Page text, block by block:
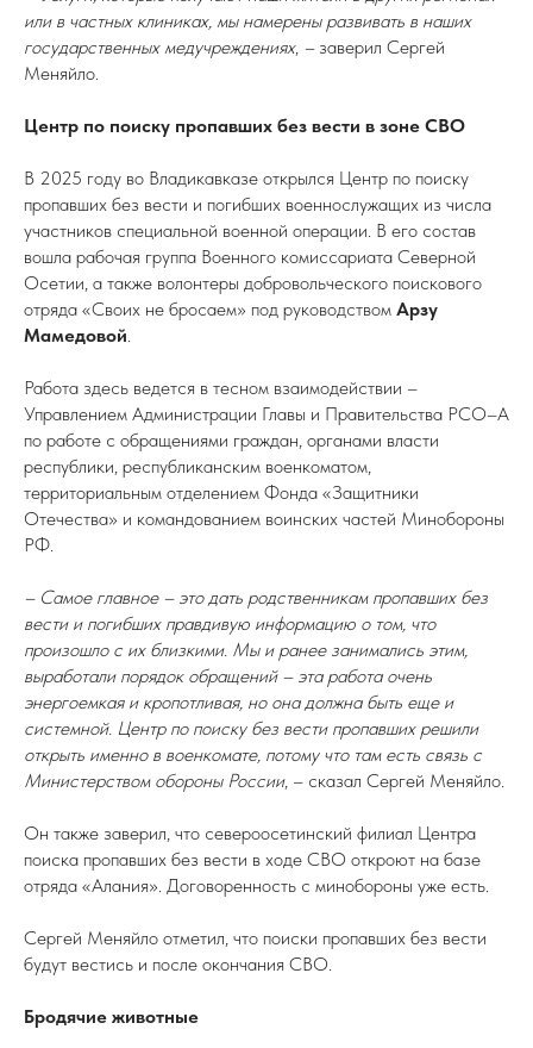
или в частных клиниках, мы намерены развивать в наших
государственных медучреждениях, – заверил Сергей
Меняйло.
Центр по поиску пропавших без вести в зоне СВО
В 2025 году во Владикавказе открылся Центр по поиску
пропавших без вести и погибших военнослужащих из числа
участников специальной военной операции. В его состав
вошла рабочая группа Военного комиссариата Северной
Осетии, а также волонтеры добровольческого поискового
отряда «Своих не бросаем» под руководством Арзу
Мамедовой.
Работа здесь ведется в тесном взаимодействии –
Управлением Администрации Главы и Правительства РСО–А
по работе с обращениями граждан, органами власти
республики, республиканским военкоматом,
территориальным отделением Фонда «Защитники
Отечества» и командованием воинских частей Минобороны
РФ.
– Самое главное – это дать родственникам пропавших без
вести и погибших правдивую информацию о том, что
произошло с их близкими. Мы и ранее занимались этим,
выработали порядок обращений – эта работа очень
энергоемкая и кропотливая, но она должна быть еще и
системной. Центр по поиску без вести пропавших решили
открыть именно в военкомате, потому что там есть связь с
Министерством обороны России, – сказал Сергей Меняйло.
Он также заверил, что североосетинский филиал Центра
поиска пропавших без вести в ходе СВО откроют на базе
отряда «Алания». Договоренность с минобороны уже есть.
Сергей Меняйло отметил, что поиски пропавших без вести
будут вестись и после окончания СВО.
Бродячие животные